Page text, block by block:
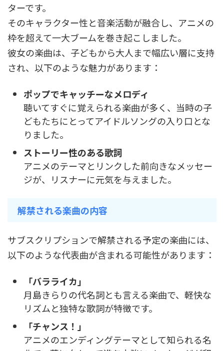
ターです。
そのキャラクター性と音楽活動が融合し、アニメの
枠を超えて一大ブームを巻き起こしました。
彼女の楽曲は、子どもから大人まで幅広い層に支持
され、以下のような魅力があります：
ポップでキャッチーなメロディ
聴いてすぐに覚えられる楽曲が多く、当時の子
どもたちにとってアイドルソングの入り口とな
りました。
ストーリー性のある歌詞
アニメのテーマとリンクした前向きなメッセー
ジが、リスナーに元気を与えました。
解禁される楽曲の内容
サブスクリプションで解禁される予定の楽曲には、
以下のような代表曲が含まれる可能性があります：
「バラライカ」
月島きらりの代名詞とも言える楽曲で、軽快な
リズムと独特な歌詞が特徴です。
「チャンス！」
アニメのエンディングテーマとして知られる名